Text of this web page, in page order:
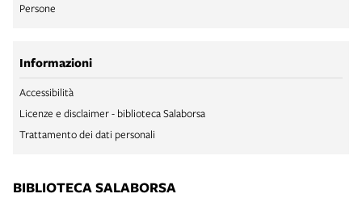
Persone
Informazioni
Accessibilità
Licenze e disclaimer - biblioteca Salaborsa
Trattamento dei dati personali
BIBLIOTECA SALABORSA